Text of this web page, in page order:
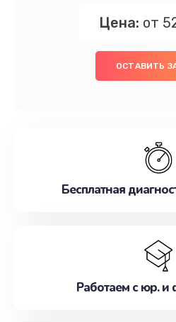
Цена: от
ОСТАВИТЬ
Бесплатная
Работаем с юр. и